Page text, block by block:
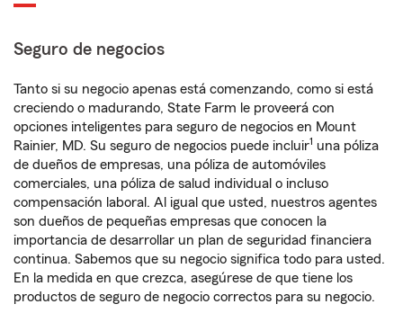
Seguro de negocios
Tanto si su negocio apenas está comenzando, como si está
creciendo o madurando, State Farm le proveerá con
opciones inteligentes para seguro de negocios en Mount
Rainier, MD. Su seguro de negocios puede incluir1 una póliza
de dueños de empresas, una póliza de automóviles
comerciales, una póliza de salud individual o incluso
compensación laboral. Al igual que usted, nuestros agentes
son dueños de pequeñas empresas que conocen la
importancia de desarrollar un plan de seguridad financiera
continua. Sabemos que su negocio significa todo para usted.
En la medida en que crezca, asegúrese de que tiene los
productos de seguro de negocio correctos para su negocio.